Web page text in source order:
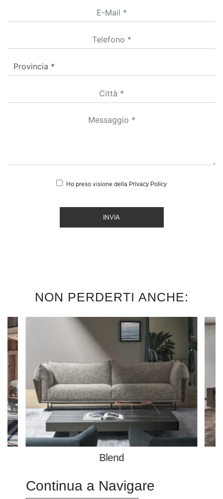
Ho preso visione della Privacy Policy
INVIA
NON PERDERTI ANCHE:
Blend
Continua a Navigare